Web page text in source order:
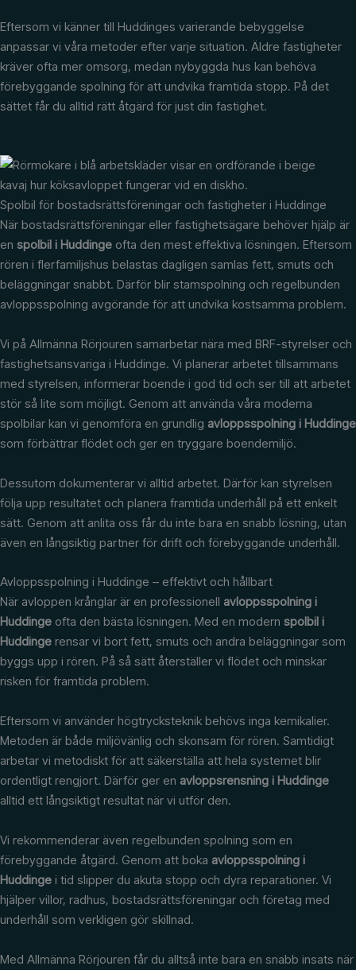
Eftersom vi känner till Huddinges varierande bebyggelse
anpassar vi våra metoder efter varje situation. Äldre fastigheter
kräver ofta mer omsorg, medan nybyggda hus kan behöva
förebyggande spolning för att undvika framtida stopp. På det
sättet får du alltid rätt åtgärd för just din fastighet.
Spolbil för bostadsrättsföreningar och fastigheter i Huddinge
När bostadsrättsföreningar eller fastighetsägare behöver hjälp är
en spolbil i Huddinge ofta den mest effektiva lösningen. Eftersom
rören i flerfamiljshus belastas dagligen samlas fett, smuts och
beläggningar snabbt. Därför blir stamspolning och regelbunden
avloppsspolning avgörande för att undvika kostsamma problem.
Vi på Allmänna Rörjouren samarbetar nära med BRF-styrelser och
fastighetsansvariga i Huddinge. Vi planerar arbetet tillsammans
med styrelsen, informerar boende i god tid och ser till att arbetet
stör så lite som möjligt. Genom att använda våra moderna
spolbilar kan vi genomföra en grundlig avloppsspolning i Huddinge
som förbättrar flödet och ger en tryggare boendemiljö.
Dessutom dokumenterar vi alltid arbetet. Därför kan styrelsen
följa upp resultatet och planera framtida underhåll på ett enkelt
sätt. Genom att anlita oss får du inte bara en snabb lösning, utan
även en långsiktig partner för drift och förebyggande underhåll.
Avloppsspolning i Huddinge – effektivt och hållbart
När avloppen krånglar är en professionell avloppsspolning i
Huddinge ofta den bästa lösningen. Med en modern spolbil i
Huddinge rensar vi bort fett, smuts och andra beläggningar som
byggs upp i rören. På så sätt återställer vi flödet och minskar
risken för framtida problem.
Eftersom vi använder högtrycksteknik behövs inga kemikalier.
Metoden är både miljövänlig och skonsam för rören. Samtidigt
arbetar vi metodiskt för att säkerställa att hela systemet blir
ordentligt rengjort. Därför ger en avloppsrensning i Huddinge
alltid ett långsiktigt resultat när vi utför den.
Vi rekommenderar även regelbunden spolning som en
förebyggande åtgärd. Genom att boka avloppsspolning i
Huddinge i tid slipper du akuta stopp och dyra reparationer. Vi
hjälper villor, radhus, bostadsrättsföreningar och företag med
underhåll som verkligen gör skillnad.
Med Allmänna Rörjouren får du alltså inte bara en snabb insats när